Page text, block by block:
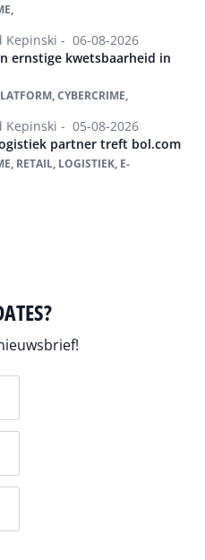
Kepinski - 06-08-2026
ernstige kwetsbaarheid in
CYBERCRIME,
Kepinski - 05-08-2026
partner treft bol.com
RETAIL, LOGISTIEK, E-